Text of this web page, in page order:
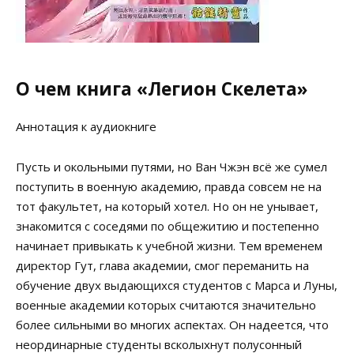
О чем книга «Легион Скелета»
Аннотация к аудиокниге
Пусть и окольными путями, но Ван Чжэн всё же сумел
поступить в военную академию, правда совсем не на
тот факультет, на который хотел. Но он не унывает,
знакомится с соседями по общежитию и постепенно
начинает привыкать к учебной жизни. Тем временем
директор Гут, глава академии, смог переманить на
обучение двух выдающихся студентов с Марса и Луны,
военные академии которых считаются значительно
более сильными во многих аспектах. Он надеется, что
неординарные студенты всколыхнут полусонный